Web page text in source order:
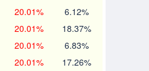
20.01% 6.12%
20.01% 18.37%
20.01% 6.83%
20.01% 17.26%